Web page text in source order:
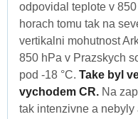
odpovidal teplote v
horach tomu tak na
vertikalni mohutnost
850 hPa v Prazskych
pod -18 °C. Take byl
vychodem CR. Na
tak intenzivne a